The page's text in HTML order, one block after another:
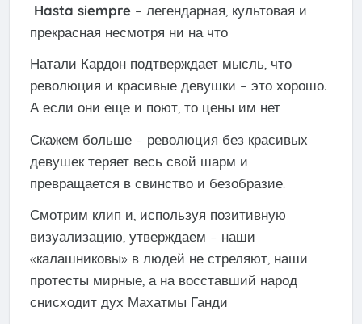
Hasta siempre– легендарная, культовая и
прекрасная несмотря ни на что
Натали Кардон подтверждает мысль, что
революция и красивые девушки – это хорошо.
А если они еще и поют, то цены им нет
Скажем больше – революция без красивых
девушек теряет весь свой шарм и
превращается в свинство и безобразие.
Смотрим клип и, используя позитивную
визуализацию, утверждаем – наши
«калашниковы» в людей не стреляют, наши
протесты мирные, а на восставший народ
снисходит дух Махатмы Ганди